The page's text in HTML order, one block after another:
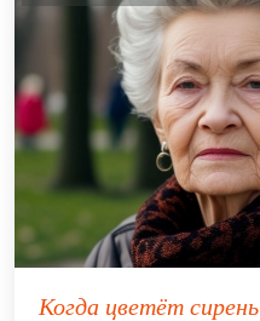
Когда цветёт сирень